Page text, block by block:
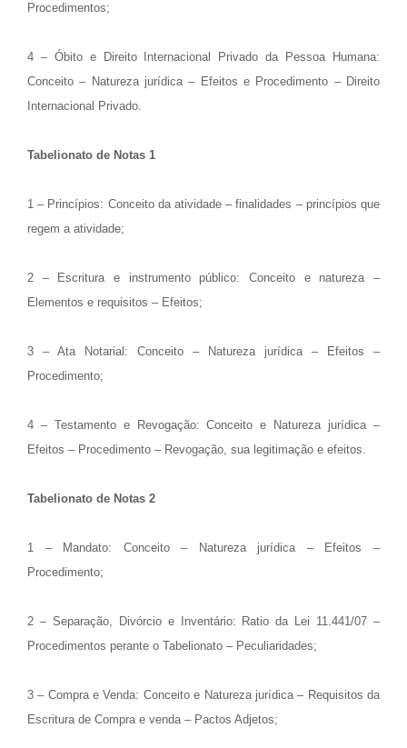
Procedimentos;
4 – Óbito e Direito Internacional Privado da Pessoa Humana:
Conceito – Natureza jurídica – Efeitos e Procedimento – Direito
Internacional Privado.
Tabelionato de Notas 1
1 – Princípios: Conceito da atividade – finalidades – princípios que
regem a atividade;
2 – Escritura e instrumento público: Conceito e natureza –
Elementos e requisitos – Efeitos;
3 – Ata Notarial: Conceito – Natureza jurídica – Efeitos –
Procedimento;
4 – Testamento e Revogação: Conceito e Natureza jurídica –
Efeitos – Procedimento – Revogação, sua legitimação e efeitos.
Tabelionato de Notas 2
1 – Mandato: Conceito – Natureza jurídica – Efeitos –
Procedimento;
2 – Separação, Divórcio e Inventário: Ratio da Lei 11.441/07 –
Procedimentos perante o Tabelionato – Peculiaridades;
3 – Compra e Venda: Conceito e Natureza jurídica – Requisitos da
Escritura de Compra e venda – Pactos Adjetos;